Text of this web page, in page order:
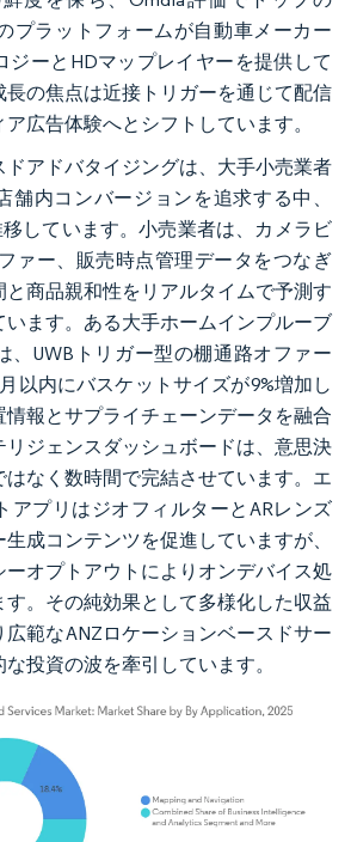
プラットフォームが自動車メーカー
ジーとHDマップレイヤーを提供して
長の焦点は近接トリガーを通じて配信
広告体験へとシフトしています。
ドアドバタイジングは、大手小売業者
舗内コンバージョンを追求する中、
移しています。小売業者は、カメラビ
ァー、販売時点管理データをつなぎ
商品親和性をリアルタイムで予測す
います。ある大手ホームインプルーブ
、UWBトリガー型の棚通路オファー
以内にバスケットサイズが9%増加し
情報とサプライチェーンデータを融合
ジェンスダッシュボードは、意思決
なく数時間で完結させています。エ
アプリはジオフィルターとARレンズ
成コンテンツを促進していますが、
オプトアウトによりオンデバイス処
。その純効果として多様化した収益
範なANZロケーションベースドサー
投資の波を牽引しています。